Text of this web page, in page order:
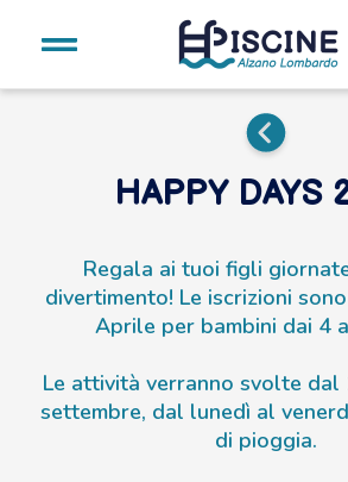
HAPPY DAYS
Regala ai tuoi figli
divertimento! Le iscrizioni
Aprile per bambini dai 4
Le attività verranno svolte dal
settembre, dal lunedì al
di pioggia.